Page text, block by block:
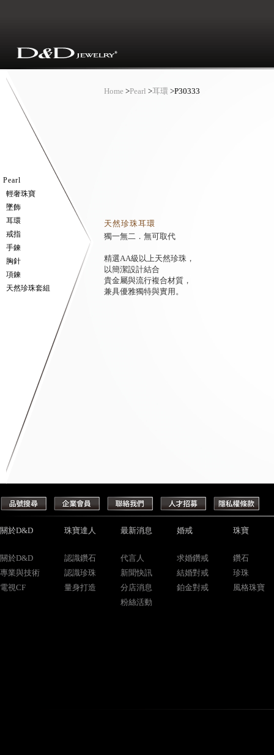
Pearl
輕奢珠寶
墜飾
耳環
戒指
手鍊
胸針
項鍊
天然珍珠套組
Home >Pearl >耳環 >P30333
天然珍珠耳環
獨一無二．無可取代
精選AA級以上天然珍珠，
以簡潔設計結合
貴金屬與流行複合材質，
兼具優雅獨特與實用。
關於D&D
關於D&D
專業與技術
電視CF
珠寶達人
認識鑽石
認識珍珠
量身打造
最新消息
代言人
新聞快訊
分店消息
粉絲活動
婚戒
求婚鑽戒
結婚對戒
鉑金對戒
珠寶
鑽石
珍珠
風格珠寶